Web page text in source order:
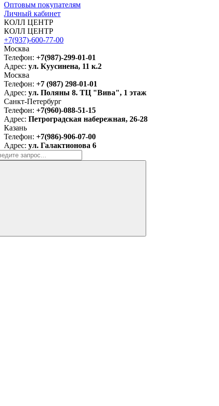
Оптовым покупателям
Личный кабинет
КОЛЛ ЦЕНТР
КОЛЛ ЦЕНТР
+7(937)-600-77-00
Москва
Телефон: +7(987)-299-01-01
Адрес: ул. Куусинена, 11 к.2
Москва
Телефон: +7 (987) 298-01-01
Адрес: ул. Поляны 8. ТЦ "Вива", 1 этаж
Санкт-Петербург
Телефон: +7(960)-088-51-15
Адрес: Петроградская набережная, 26-28
Казань
Телефон: +7(986)-906-07-00
Адрес: ул. Галактионова 6